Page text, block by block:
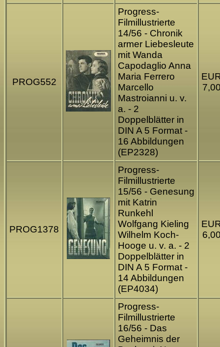
PROG552
Progress-
Filmillustrierte
14/56 - Chronik
armer Liebesleute
mit Wanda
Capodaglio Anna
Maria Ferrero
Marcello
Mastroianni u. v.
a. - 2
Doppelblätter in
DIN A 5 Format -
16 Abbildungen
(EP2328)
PROG1378
Progress-
Filmillustrierte
15/56 - Genesung
mit Katrin
Runkehl
Wolfgang Kieling
Wilhelm Koch-
Hooge u. v. a. - 2
Doppelblätter in
DIN A 5 Format -
14 Abbildungen
(EP4034)
Progress-
Filmillustrierte
16/56 - Das
Geheimnis der